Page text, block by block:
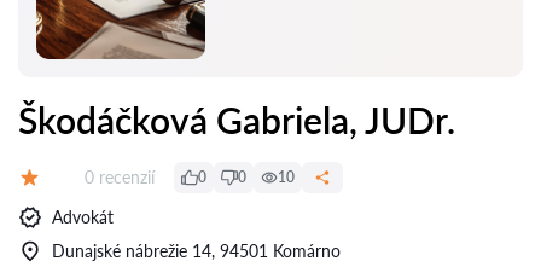
Škodáčková Gabriela, JUDr.
Recenzií:
0 recenzií 0 0 10
Advokát
Dunajské nábrežie 14, 94501 Komárno